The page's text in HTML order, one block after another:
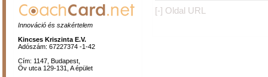
Innováció és szakértelem
Kincses Kriszinta E.V.
Adószám: 67227374 -1-42
Cím: 1147, Budapest,
Öv utca 129-131, A épület
[-] Oldal URL